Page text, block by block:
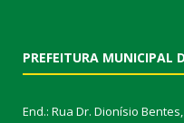
PREFEITURA MUNICIPAL
End.: Rua Dr. Dionísio